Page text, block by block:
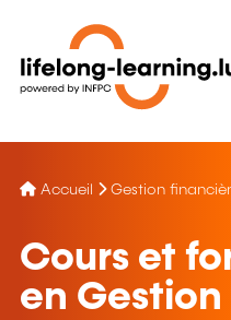
Accueil Gestion
Cours et
en